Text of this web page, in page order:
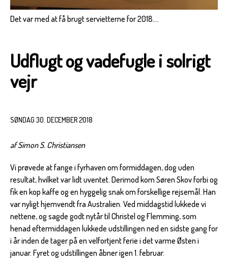
Det var med at få brugt servietterne for 2018....
Udflugt og vadefugle i solrigt
vejr
SØNDAG 30. DECEMBER 2018
af Simon S. Christiansen
Vi prøvede at fange i fyrhaven om formiddagen, dog uden
resultat, hvilket var lidt uventet. Derimod kom Søren Skov forbi og
fik en kop kaffe og en hyggelig snak om forskellige rejsemål. Han
var nyligt hjemvendt fra Australien. Ved middagstid lukkede vi
nettene, og sagde godt nytår til Christel og Flemming, som
henad eftermiddagen lukkede udstillingen ned en sidste gang for
i år inden de tager på en velfortjent ferie i det varme Østen i
januar. Fyret og udstillingen åbner igen 1. februar.